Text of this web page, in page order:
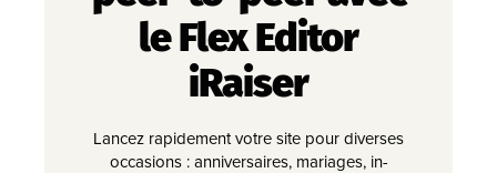
le Flex Editor
iRaiser
Lancez rapidement votre site pour diverses
occasions : anniversaires, mariages, in-